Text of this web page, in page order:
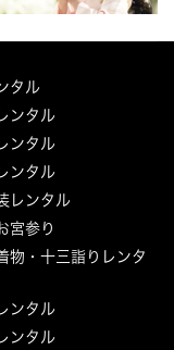
タル
ンタル
ンタル
ンタル
レンタル
宮参り
物・十三詣りレンタ
ンタル
ンタル